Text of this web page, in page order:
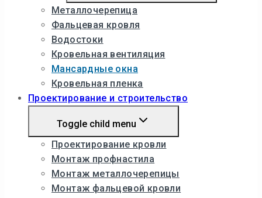
Металлочерепица
Фальцевая кровля
Водостоки
Кровельная вентиляция
Мансардные окна
Кровельная пленка
Проектирование и строительство
Toggle child menu
Проектирование кровли
Монтаж профнастила
Монтаж металлочерепицы
Монтаж фальцевой кровли